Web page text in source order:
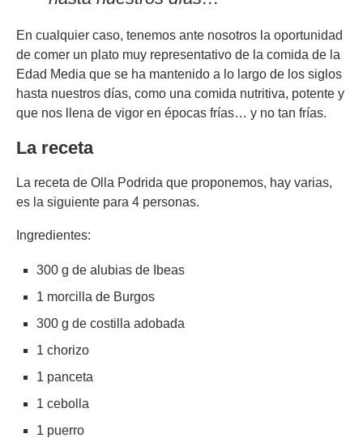
En cualquier caso, tenemos ante nosotros la oportunidad
de comer un plato muy representativo de la comida de la
Edad Media que se ha mantenido a lo largo de los siglos
hasta nuestros días, como una comida nutritiva, potente y
que nos llena de vigor en épocas frías… y no tan frías.
La receta
La receta de Olla Podrida que proponemos, hay varias,
es la siguiente para 4 personas.
Ingredientes:
300 g de alubias de Ibeas
1 morcilla de Burgos
300 g de costilla adobada
1 chorizo
1 panceta
1 cebolla
1 puerro